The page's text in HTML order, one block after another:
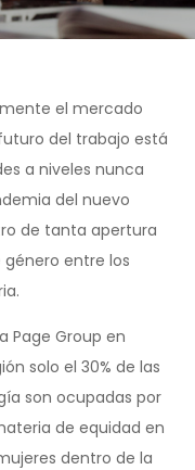
el mercado
del trabajo está
a niveles nunca
del nuevo
de tanta apertura
entre los
Page Group en
solo el 30% de las
son ocupadas por
de equidad en
dentro de la